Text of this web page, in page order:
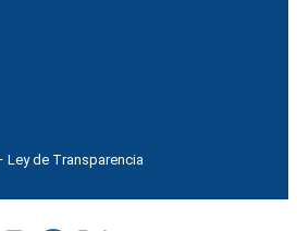
de Transparencia